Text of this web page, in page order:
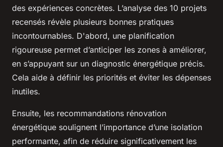
des expériences concrètes. L’analyse des 10 projets
recensés révèle plusieurs bonnes pratiques
incontournables. D'abord, une planification
rigoureuse permet d’anticiper les zones à améliorer,
en s’appuyant sur un diagnostic énergétique précis.
Cela aide à définir les priorités et éviter les dépenses
inutiles.
Ensuite, les recommandations rénovation
énergétique soulignent l’importance d’une isolation
performante, afin de réduire significativement les